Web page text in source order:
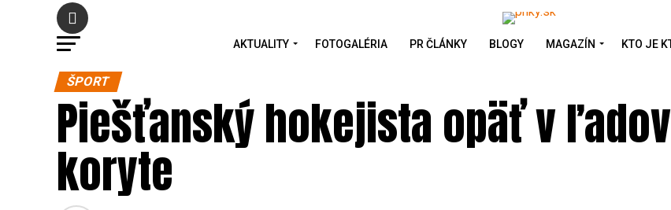
AKTUALITY FOTOGALÉRIA PR ČLÁNKY BLOGY MAGAZÍN KTO JE
ŠPORT
Piešťanský hokejista opäť v
koryte